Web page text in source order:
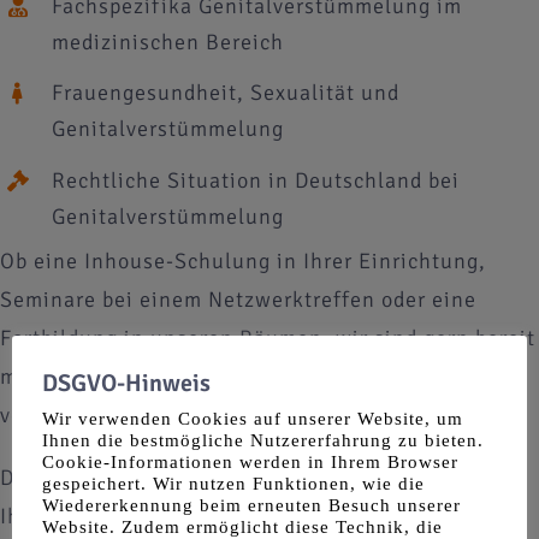
Fachspezifika Genitalverstümmelung im
medizinischen Bereich
Frauengesundheit, Sexualität und
Genitalverstümmelung
Rechtliche Situation in Deutschland bei
Genitalverstümmelung
Ob eine Inhouse-Schulung in Ihrer Einrichtung,
Seminare bei einem Netzwerktreffen oder eine
Fortbildung in unseren Räumen, wir sind gern bereit
mit Ihnen einen entsprechenden Termin zu
vereinbaren.
Die Gruppengröße besprechen wir individuell mit
Ihnen. Planen Sie idealerweise einen zeitlichen
DSGVO-Hinweis
Wir verwenden Cookies auf unserer Website, um
Ihnen die bestmögliche Nutzererfahrung zu bieten.
Cookie-Informationen werden in Ihrem Browser
gespeichert. Wir nutzen Funktionen, wie die
Wiedererkennung beim erneuten Besuch unserer
Website. Zudem ermöglicht diese Technik, die